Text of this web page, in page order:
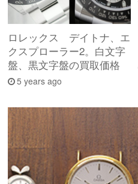
ロレックス デイトナ、エ
クスプローラー2。白文字
盤、黒文字盤の買取価格
5 years ago